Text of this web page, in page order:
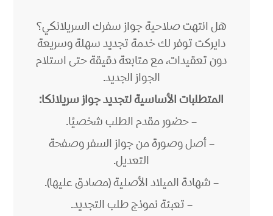
هل انتهت صلاحية جواز سفرك السريلانكي؟
دايركت توفر لك خدمة تجديد سهلة وسريعة
دون تعقيدات، مع متابعة دقيقة حتى استلام
الجواز الجديد.
المتطلبات الأساسية لتجديد جواز سريلانكا:
– حضور مقدم الطلب شخصيًا.
– أصل وصورة من جواز السفر وصفحة
التعديل.
– شهادة الميلاد الأصلية (مصادق عليها).
– تعبئة نموذج طلب التجديد.